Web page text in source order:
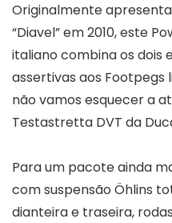
Originalmente
“Diavel” em 2010, este
italiano combina os dois
assertivas aos
não vamos esquecer a
Testastretta DVT da
Para um pacote ainda
com suspensão Öhlins
dianteira e traseira,